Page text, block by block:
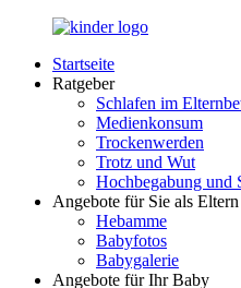
Zurück
Inhalt
LuckyKids.de
Das
Nachwuchs
Startseite
Ratgeber
Schlafen im
Medienkonsum
Trockenwerden
Trotz und Wut
Hochbegabung und
Angebote für Sie als Eltern
Hebamme
Babyfotos
Babygalerie
Angebote für Ihr Baby